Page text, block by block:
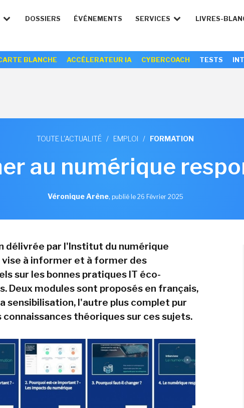
DOSSIERS ÉVÉNEMENTS SERVICES LIVRES-
BLANCHE ACCÉLERATEUR IA CYBERCOACH TESTS
TOUTE L'ACTUALITÉ / EMPLOI / FORMATION
au numérique
Véronique Arène, publié le 26 Février 2025
délivrée par l'Institut du numérique
vise à informer et à former des
sur les bonnes pratiques IT éco-
Deux modules sont proposés en français,
sensibilisation, l'autre plus complet pur
connaissances théoriques sur ces sujets.